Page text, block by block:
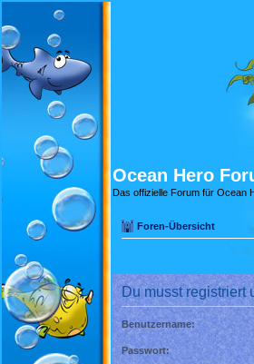
Ocean Hero
Das offizielle Forum für Ocean
Foren-Übersicht
Du musst registriert
Benutzername:
Passwort: